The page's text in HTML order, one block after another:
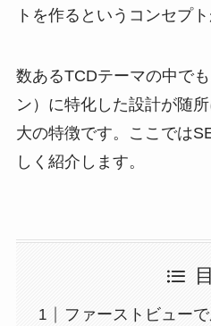
トを作るというコンセプ
数あるTCDテーマの中で
ン）に特化した設計が随
大の特徴です。ここでは
しく紹介します。
ファーストビュー